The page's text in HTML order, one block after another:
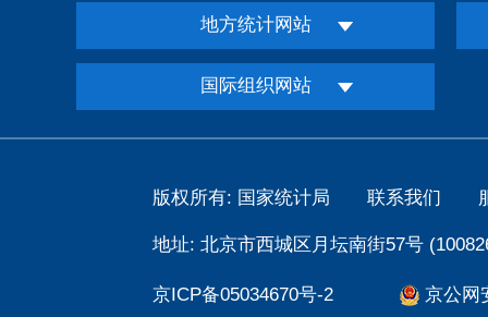
地方统计网站
国际组织网站
版权所有: 国家统计局 联系我们
地址: 北京市西城区月坛南街57号
京ICP备05034670号-2 京公网